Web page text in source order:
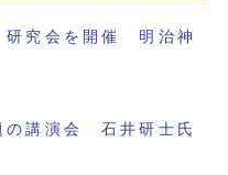
究会を開催 明治神
の講演会 石井研士氏